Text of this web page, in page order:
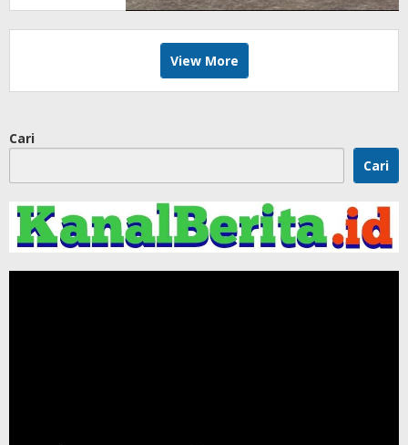
View More
Cari
Cari